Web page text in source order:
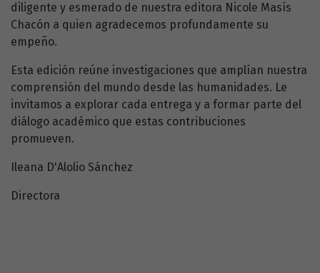
diligente y esmerado de nuestra editora Nicole Masís
Chacón a quien agradecemos profundamente su
empeño.
Esta edición reúne investigaciones que amplían nuestra
comprensión del mundo desde las humanidades. Le
invitamos a explorar cada entrega y a formar parte del
diálogo académico que estas contribuciones
promueven.
Ileana D'Alolio Sánchez
Directora